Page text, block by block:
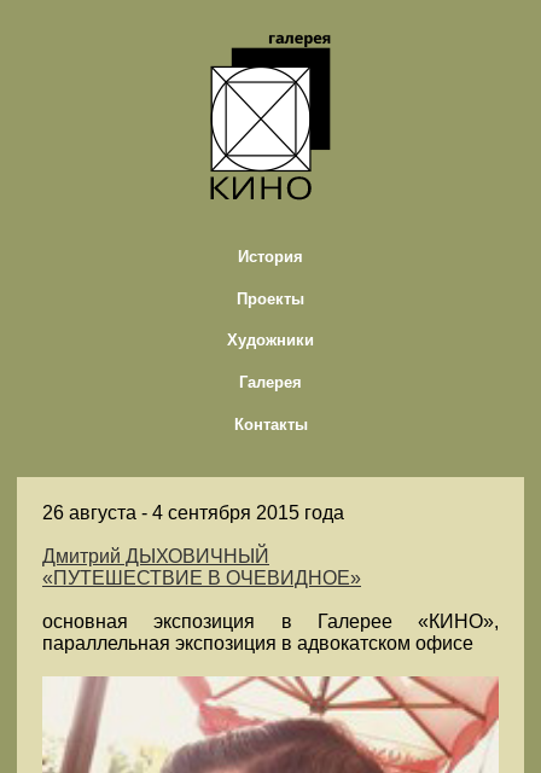
История
Проекты
Художники
Галерея
Контакты
26 августа - 4 сентября 2015 года
Дмитрий ДЫХОВИЧНЫЙ
«ПУТЕШЕСТВИЕ В ОЧЕВИДНОЕ»
основная экспозиция в Галерее «КИНО»,
параллельная экспозиция в адвокатском офисе